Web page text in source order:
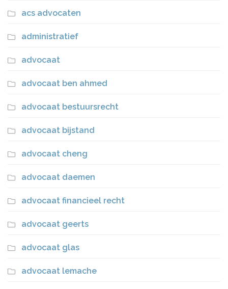
acs advocaten
administratief
advocaat
advocaat ben ahmed
advocaat bestuursrecht
advocaat bijstand
advocaat cheng
advocaat daemen
advocaat financieel recht
advocaat geerts
advocaat glas
advocaat lemache